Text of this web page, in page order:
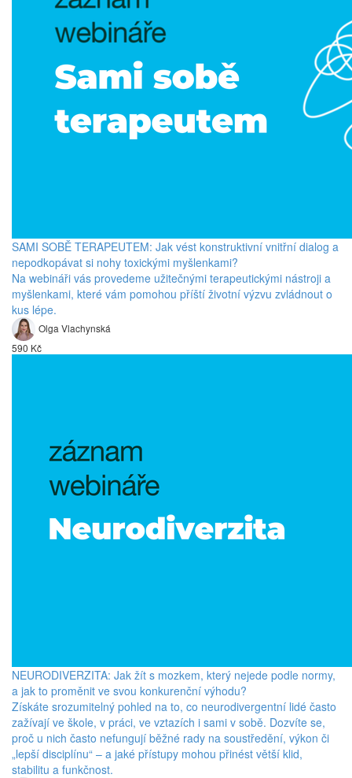
SAMI SOBĚ TERAPEUTEM: Jak vést konstruktivní vnitřní dialog a
nepodkopávat si nohy toxickými myšlenkami?
Na webináři vás provedeme užitečnými terapeutickými nástroji a
myšlenkami, které vám pomohou příští životní výzvu zvládnout o
kus lépe.
Olga Vlachynská
590 Kč
NEURODIVERZITA: Jak žít s mozkem, který nejede podle normy,
a jak to proměnit ve svou konkurenční výhodu?
Získáte srozumitelný pohled na to, co neurodivergentní lidé často
zažívají ve škole, v práci, ve vztazích i sami v sobě. Dozvíte se,
proč u nich často nefungují běžné rady na soustředění, výkon či
„lepší disciplínu“ – a jaké přístupy mohou přinést větší klid,
stabilitu a funkčnost.